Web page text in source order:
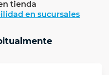
tienda
en sucursales